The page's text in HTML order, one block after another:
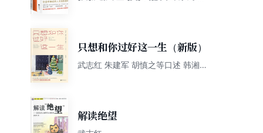
只想和你过好这一生（新版）
武志红 朱建军 胡慎之等口述 韩湘景
解读绝望